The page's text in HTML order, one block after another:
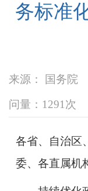
务标准
来源： 国务院
问量： 1291次
各省、自治区
委、各直属机